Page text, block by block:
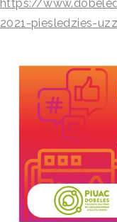
https://
2021-piesledzies-